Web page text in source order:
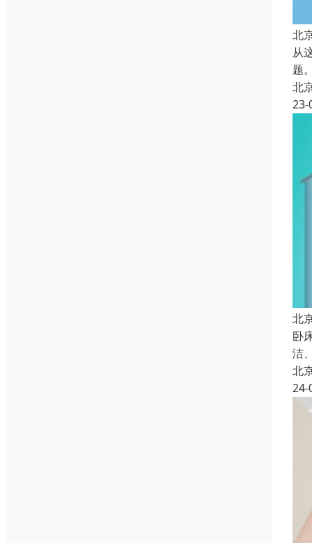
北
从
题
北
23-
北
卧
洁
北
24-